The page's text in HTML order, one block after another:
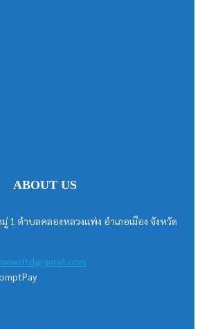
ABOUT US
1 ตำบลคลองหลวงแพ่ง อำเภอเมือง จังหวัด